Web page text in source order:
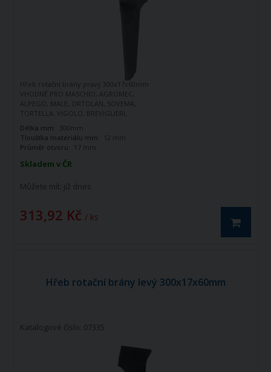
Skladem v ČR
Můžete mít: již dnes
313,92 Kč / ks
Hřeb rotační brány pravý 300x17x60mm
VHODNÉ PRO MASCHIO, AGROMEC,
ALPEGO, MALE, ORTOLAN, SOVEMA,
TORTELLA, VIGOLO, BREVIGLIERI,
Délka mm:
300mm
Tloušťka materiálu mm:
12 mm
Průměr otvoru:
17 mm
Hřeb rotační brány levý 300x17x60mm
Katalogové číslo: 07335